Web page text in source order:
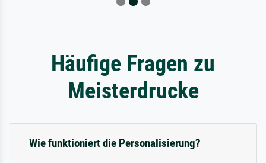
Häufige Fragen zu
Meisterdrucke
Wie funktioniert die Personalisierung?